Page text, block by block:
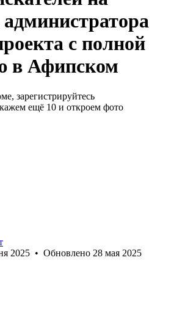
с полной
в Афипском
зарегистрируйтесь
ещё 10 и откроем фото
2025 • Обновлено 28 мая 2025